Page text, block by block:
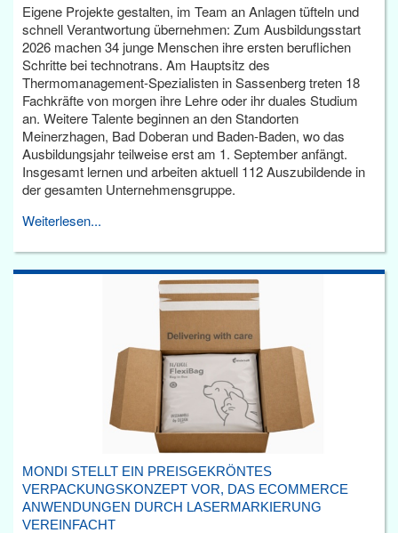
Eigene Projekte gestalten, im Team an Anlagen tüfteln und
schnell Verantwortung übernehmen: Zum Ausbildungsstart
2026 machen 34 junge Menschen ihre ersten beruflichen
Schritte bei technotrans. Am Hauptsitz des
Thermomanagement-Spezialisten in Sassenberg treten 18
Fachkräfte von morgen ihre Lehre oder ihr duales Studium
an. Weitere Talente beginnen an den Standorten
Meinerzhagen, Bad Doberan und Baden-Baden, wo das
Ausbildungsjahr teilweise erst am 1. September anfängt.
Insgesamt lernen und arbeiten aktuell 112 Auszubildende in
der gesamten Unternehmensgruppe.
Weiterlesen...
MONDI STELLT EIN PREISGEKRÖNTES
VERPACKUNGSKONZEPT VOR, DAS ECOMMERCE
ANWENDUNGEN DURCH LASERMARKIERUNG
VEREINFACHT